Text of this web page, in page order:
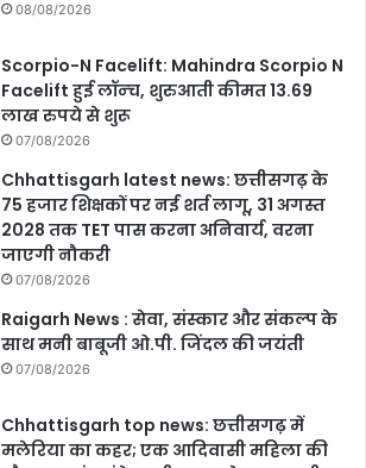
08/08/2026
Scorpio-N Facelift: Mahindra Scorpio N
Facelift हुई लॉन्‍च, शुरुआती कीमत 13.69
लाख रुपये से शुरू
07/08/2026
Chhattisgarh latest news: छत्तीसगढ़ के
75 हजार शिक्षकों पर नई शर्त लागू, 31 अगस्त
2028 तक TET पास करना अनिवार्य, वरना
जाएगी नौकरी
07/08/2026
Raigarh News : सेवा, संस्कार और संकल्प के
साथ मनी बाबूजी ओ.पी. जिंदल की जयंती
07/08/2026
Chhattisgarh top news: छत्तीसगढ़ में
मलेरिया का कहर; एक आदिवासी महिला की